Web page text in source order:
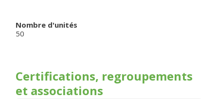
Nombre d'unités
50
Certifications, regroupements
et associations